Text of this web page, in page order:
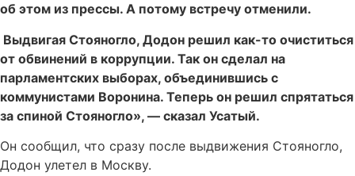
об этом из прессы. А потому встречу отменили.
Выдвигая Стояногло, Додон решил как-то очиститься
от обвинений в коррупции. Так он сделал на
парламентских выборах, объединившись с
коммунистами Воронина. Теперь он решил спрятаться
за спиной Стояногло», — сказал Усатый.
Он сообщил, что сразу после выдвижения Стояногло,
Додон улетел в Москву.